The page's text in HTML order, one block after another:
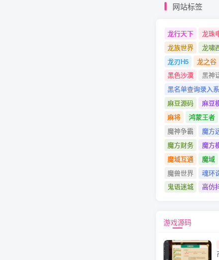
网站标签
龙行天下 龙珠
龙族世界
龙啸
龙刃H5
龙之谷
黑色沙漠
黑神
黑名单查询录入
麻豆源码
麻豆
麻将
鸿蒙王者
魔神争霸
魔方
魔方财务
魔方
魔域互通
魔域
魔兽世界
魂环
鬼语迷城
高仿
游戏源码